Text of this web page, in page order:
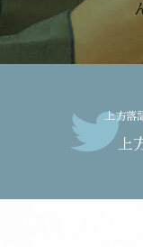
上方落
上